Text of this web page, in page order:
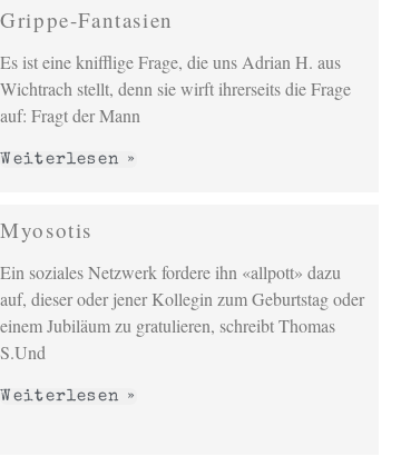
Grippe-Fantasien
Es ist eine knifflige Frage, die uns Adrian H. aus
Wichtrach stellt, denn sie wirft ihrerseits die Frage
auf: Fragt der Mann
Weiterlesen »
Myosotis
Ein soziales Netzwerk fordere ihn «allpott» dazu
auf, dieser oder jener Kollegin zum Geburtstag oder
einem Jubiläum zu gratulieren, schreibt Thomas
S.Und
Weiterlesen »